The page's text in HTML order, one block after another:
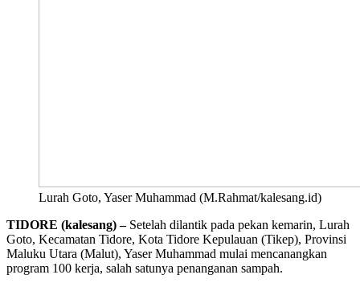
Lurah Goto, Yaser Muhammad (M.Rahmat/kalesang.id)
TIDORE (kalesang) –Setelah dilantik pada pekan kemarin, Lurah
Goto, Kecamatan Tidore, Kota Tidore Kepulauan (Tikep), Provinsi
Maluku Utara (Malut), Yaser Muhammad mulai mencanangkan
program 100 kerja, salah satunya penanganan sampah.